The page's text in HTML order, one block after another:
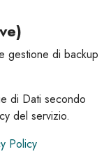
gestione di backup
di Dati secondo
del servizio.
Policy